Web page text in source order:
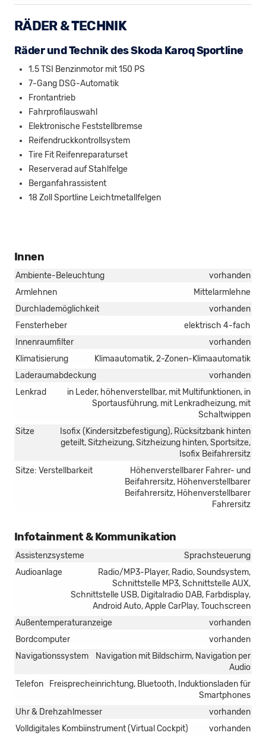
RÄDER & TECHNIK
Räder und Technik des Skoda Karoq Sportline
1.5 TSI Benzinmotor mit 150 PS
7-Gang DSG-Automatik
Frontantrieb
Fahrprofilauswahl
Elektronische Feststellbremse
Reifendruckkontrollsystem
Tire Fit Reifenreparaturset
Reserverad auf Stahlfelge
Berganfahrassistent
18 Zoll Sportline Leichtmetallfelgen
Innen
Ambiente-Beleuchtung
vorhanden
Armlehnen
Mittelarmlehne
Durchlademöglichkeit
vorhanden
Fensterheber
elektrisch 4-fach
Innenraumfilter
vorhanden
Klimatisierung
Klimaautomatik, 2-Zonen-Klimaautomatik
Laderaumabdeckung
vorhanden
Lenkrad
in Leder, höhenverstellbar, mit Multifunktionen, in
Sportausführung, mit Lenkradheizung, mit
Schaltwippen
Sitze
Isofix (Kindersitzbefestigung), Rücksitzbank hinten
geteilt, Sitzheizung, Sitzheizung hinten, Sportsitze,
Isofix Beifahrersitz
Sitze: Verstellbarkeit
Höhenverstellbarer Fahrer- und
Beifahrersitz, Höhenverstellbarer
Beifahrersitz, Höhenverstellbarer
Fahrersitz
Infotainment & Kommunikation
Assistenzsysteme
Sprachsteuerung
Audioanlage
Radio/MP3-Player, Radio, Soundsystem,
Schnittstelle MP3, Schnittstelle AUX,
Schnittstelle USB, Digitalradio DAB, Farbdisplay,
Android Auto, Apple CarPlay, Touchscreen
Außentemperaturanzeige
vorhanden
Bordcomputer
vorhanden
Navigationssystem
Navigation mit Bildschirm, Navigation per
Audio
Telefon
Freisprecheinrichtung, Bluetooth, Induktionsladen für
Smartphones
Uhr & Drehzahlmesser
vorhanden
Volldigitales Kombiinstrument (Virtual Cockpit)
vorhanden